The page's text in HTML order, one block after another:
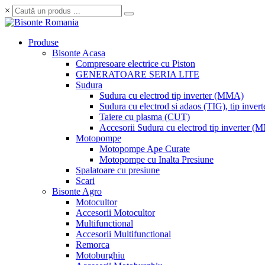
×
Produse
Bisonte Acasa
Compresoare electrice cu Piston
GENERATOARE SERIA LITE
Sudura
Sudura cu electrod tip inverter (MMA)
Sudura cu electrod si adaos (TIG), tip
Taiere cu plasma (CUT)
Accesorii Sudura cu electrod tip inverter
Motopompe
Motopompe Ape Curate
Motopompe cu Inalta Presiune
Spalatoare cu presiune
Scari
Bisonte Agro
Motocultor
Accesorii Motocultor
Multifunctional
Accesorii Multifunctional
Remorca
Motoburghiu